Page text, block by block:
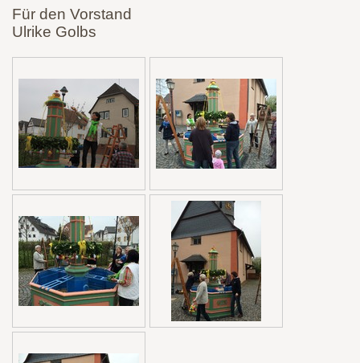
Für den Vorstand
Ulrike Golbs